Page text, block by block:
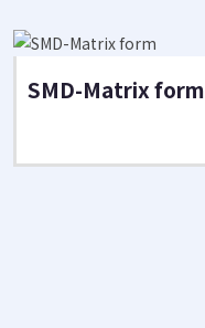
SMD-Matrix form